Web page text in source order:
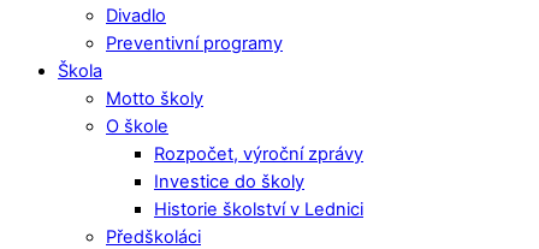
Divadlo
Preventivní programy
Škola
Motto školy
O škole
Rozpočet, výroční zprávy
Investice do školy
Historie školství v Lednici
Předškoláci